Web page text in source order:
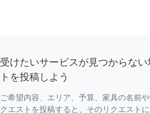
受けたいサービスが見つからな
トを投稿しよう
ご希望内容、エリア、予算、家具の名前
クエストを投稿すると、そのリクエスト